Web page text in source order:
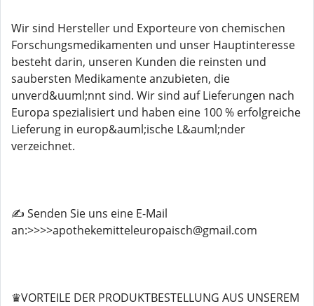
Wir sind Hersteller und Exporteure von chemischen
Forschungsmedikamenten und unser Hauptinteresse
besteht darin, unseren Kunden die reinsten und
saubersten Medikamente anzubieten, die
unverd&uuml;nnt sind. Wir sind auf Lieferungen nach
Europa spezialisiert und haben eine 100 % erfolgreiche
Lieferung in europ&auml;ische L&auml;nder
verzeichnet.
✍️ Senden Sie uns eine E-Mail
an:>>>>apothekemitteleuropaisch@gmail.com
♛VORTEILE DER PRODUKTBESTELLUNG AUS UNSEREM